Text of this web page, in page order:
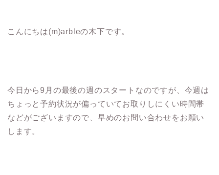
こんにちは(m)arbleの木下です。
今日から9月の最後の週のスタートなのですが、今週は
ちょっと予約状況が偏っていてお取りしにくい時間帯
などがございますので、早めのお問い合わせをお願い
します。